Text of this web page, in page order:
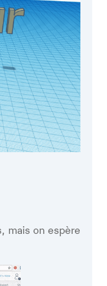
mais on espère